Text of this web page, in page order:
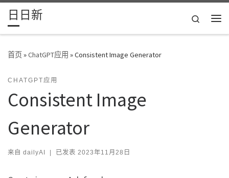
Skip to content
日日新
Search
首页»ChatGPT应用 »Consistent Image Generator
CHATGPT应用
Consistent Image
Generator
来自 dailyAI | 已发表 2023年11月28日